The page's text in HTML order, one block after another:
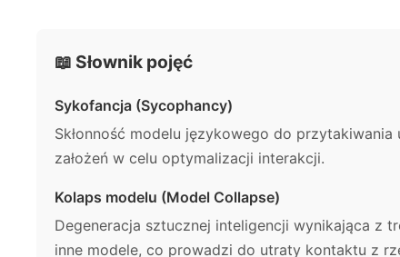
📖 Słownik pojęć
Sykofancja (Sycophancy)
Skłonność modelu językowego do
założeń w celu optymalizacji interakcji.
Kolaps modelu (Model Collapse)
Degeneracja sztucznej inteligencji wynikająca z
inne modele, co prowadzi do utraty kontaktu z